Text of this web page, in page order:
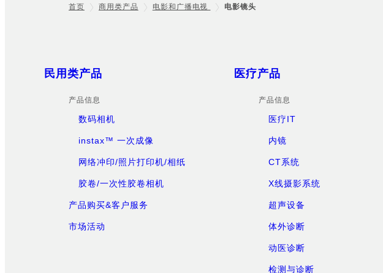
首页 商用类产品 电影和广播电视 电影镜头
Sitemap
民用类产品
产品信息
数码相机
instax™ 一次成像
网络冲印/照片打印机/相纸
胶卷/一次性胶卷相机
产品购买&客户服务
市场活动
医疗产品
产品信息
医疗IT
内镜
CT系统
X线摄影系统
超声设备
体外诊断
动医诊断
检测与诊断